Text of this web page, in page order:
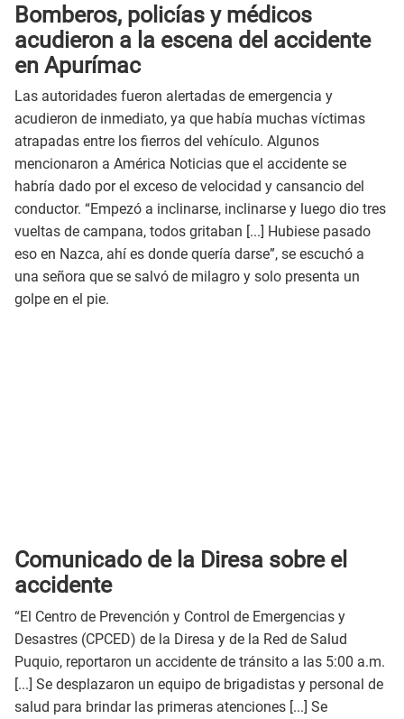
Bomberos, policías y médicos
acudieron a la escena del accidente
en Apurímac
Las autoridades fueron alertadas de emergencia y
acudieron de inmediato, ya que había muchas víctimas
atrapadas entre los fierros del vehículo. Algunos
mencionaron a América Noticias que el accidente se
habría dado por el exceso de velocidad y cansancio del
conductor. “Empezó a inclinarse, inclinarse y luego dio tres
vueltas de campana, todos gritaban [...] Hubiese pasado
eso en Nazca, ahí es donde quería darse”, se escuchó a
una señora que se salvó de milagro y solo presenta un
golpe en el pie.
Comunicado de la Diresa sobre el
accidente
“El Centro de Prevención y Control de Emergencias y
Desastres (CPCED) de la Diresa y de la Red de Salud
Puquio, reportaron un accidente de tránsito a las 5:00 a.m.
[...] Se desplazaron un equipo de brigadistas y personal de
salud para brindar las primeras atenciones [...] Se